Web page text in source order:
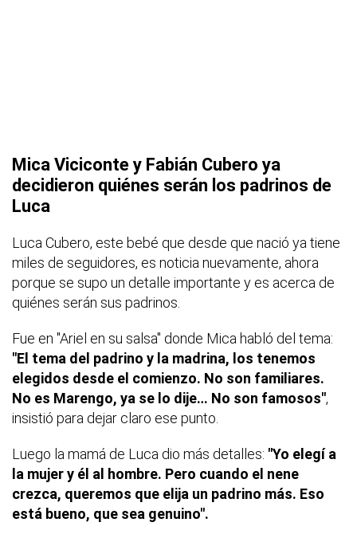
Mica Viciconte y Fabián Cubero ya
decidieron quiénes serán los padrinos de
Luca
Luca Cubero, este bebé que desde que nació ya tiene
miles de seguidores, es noticia nuevamente, ahora
porque se supo un detalle importante y es acerca de
quiénes serán sus padrinos.
Fue en "Ariel en su salsa" donde Mica habló del tema:
"El tema del padrino y la madrina, los tenemos
elegidos desde el comienzo. No son familiares.
No es Marengo, ya se lo dije… No son famosos",
insistió para dejar claro ese punto.
Luego la mamá de Luca dio más detalles: "Yo elegí a
la mujer y él al hombre. Pero cuando el nene
crezca, queremos que elija un padrino más. Eso
está bueno, que sea genuino".